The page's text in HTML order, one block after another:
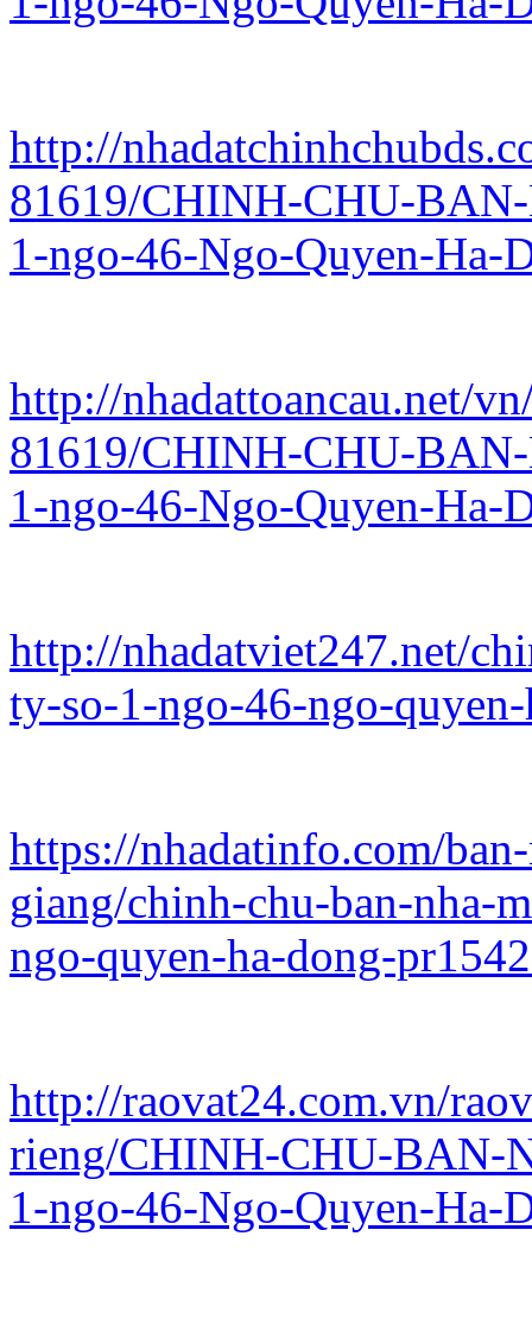
http://
81619/CHINH-CHU-
1-ngo-46-Ngo-Quyen-Ha-
http://nhadattoancau.net/
81619/CHINH-CHU-
1-ngo-46-Ngo-Quyen-Ha-
http://nhadatviet247.net/
ty-so-1-ngo-46-ngo-
https://nhadatinfo.com/
giang/chinh-chu-ban-nha-
ngo-quyen-ha-dong-
http://raovat24.com.vn/
rieng/CHINH-CHU-BAN-
1-ngo-46-Ngo-Quyen-Ha-